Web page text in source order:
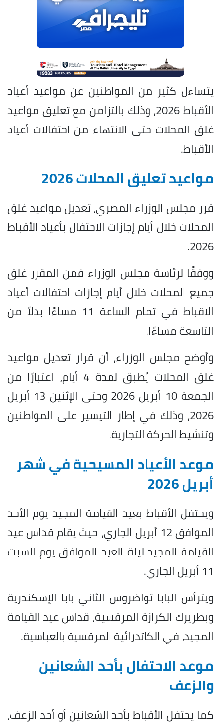
يتساءل كثير من المواطنين عن مواعيد أعياد
الأقباط 2026، وذلك بالتزامن مع تعليق مواعيد
غلق المحلات حتى الانتهاء من احتفالات أعياد
الأقباط.
مواعيد تعليق المحلات 2026
قرر مجلس الوزراء المصري، تعديل مواعيد غلق
المحلات خلال أيام إجازات الاحتفال بأعياد الأقباط
2026.
ووفقًا لرئاسة مجلس الوزراء فمن المقرر غلق
جميع المحلات خلال أيام إجازات احتفالات أعياد
الاقباط في تمام الساعة 11 مساءًا بدلاً من
التاسعة مساءًا.
وأوضح مجلس الوزراء، أن قرار تعديل مواعيد
غلق المحلات يُطبق لمدة 4 أيام، اعتبارًا من
الجمعة 10 أبريل 2026 وحتى الإثنين 13 أبريل
2026، وذلك في إطار التيسير على المواطنين
وتنشيط الحركة التجارية.
موعد الأعياد المسيحية في شهر
أبريل 2026
ويحتفل الأقباط بعيد القيامة المجيد يوم الأحد
الموافق 12 أبريل الجاري، حيث يقام قداس عيد
القيامة المجيد ليلة العيد الموافق يوم السبت
11 أبريل الجاري.
ويترأس البابا تواضروس الثاني بابا الإسكندرية
وبطريرك الكرازة المرقسية، قداس عيد القيامة
المجيد، في الكاتدرائية المرقسية بالعباسية.
موعد الاحتفال بأحد الشعانين
والزعف
كما يحتفل الأقباط بأحد الشعانين أو أحد الزعف،